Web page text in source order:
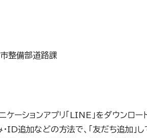
整備部道路課
ケーションアプリ「LINE」をダウンロ
ID追加などの方法で、「友だち追加」し